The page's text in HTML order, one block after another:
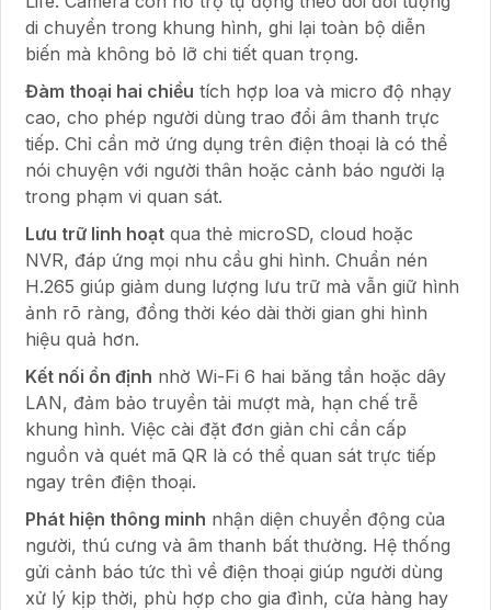
di chuyển trong khung hình, ghi lại toàn bộ diễn
biến mà không bỏ lỡ chi tiết quan trọng.
Đàm thoại hai chiều tích hợp loa và micro độ nhạy
cao, cho phép người dùng trao đổi âm thanh trực
tiếp. Chỉ cần mở ứng dụng trên điện thoại là có thể
nói chuyện với người thân hoặc cảnh báo người lạ
trong phạm vi quan sát.
Lưu trữ linh hoạt qua thẻ microSD, cloud hoặc
NVR, đáp ứng mọi nhu cầu ghi hình. Chuẩn nén
H.265 giúp giảm dung lượng lưu trữ mà vẫn giữ hình
ảnh rõ ràng, đồng thời kéo dài thời gian ghi hình
hiệu quả hơn.
Kết nối ổn định nhờ Wi-Fi 6 hai băng tần hoặc dây
LAN, đảm bảo truyền tải mượt mà, hạn chế trễ
khung hình. Việc cài đặt đơn giản chỉ cần cấp
nguồn và quét mã QR là có thể quan sát trực tiếp
ngay trên điện thoại.
Phát hiện thông minh nhận diện chuyển động của
người, thú cưng và âm thanh bất thường. Hệ thống
gửi cảnh báo tức thì về điện thoại giúp người dùng
xử lý kịp thời, phù hợp cho gia đình, cửa hàng hay